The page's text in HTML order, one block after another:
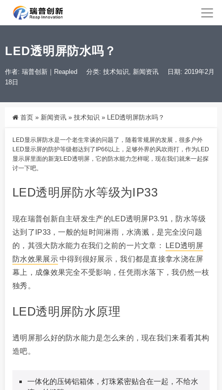
LED透明屏防水吗？
作者: 瑞普创新｜Reapled 分类: 技术知识, 新闻资讯
日期: 2019年2月
18日
首页 » 新闻资讯 » 技术知识 » LED透明屏防水吗？
LED显示屏防水是一个老生常谈的问题了，随着常规屏的发展，很多户外
LED显示屏的防护等级都达到了IP66以上，足够外界的风吹雨打，作为LED
显示屏里面的新宠LED透明屏 ，它的防水能力怎样呢，现在我们就来一起探
讨一下吧。
LED透明屏防水等级为IP33
现在瑞普创新自主研发生产的LED透明屏P3.91，防水等级
达到了IP33，一般的短时间淋雨，水滴溅，是完全没问题
的，其强大防水能力在我们之前的一片文章： LED透明屏
防水效果展示中得到很好展示，我们都是直接拿水浇在屏
幕上，成像效果完全不受影响，任凭雨水落下，我仍然一枝
独秀。
LED透明屏防水原理
透明屏那么好的防水能力是怎么来的，现在我们来看看其构
造吧。
一体化的压铸铝箱体，灯珠紧密贴合在一起，不给水